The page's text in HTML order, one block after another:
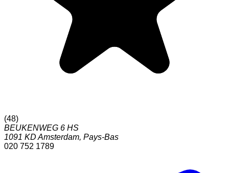
(48)
BEUKENWEG 6 HS
1091 KD Amsterdam, Pays-Bas
020 752 1789